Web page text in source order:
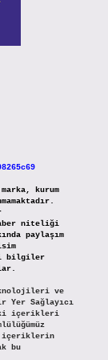
kurum
niteliği
paylaşım
bilgiler
ve
Yer Sağlayıcı
içerikleri
içeriklerin
bu